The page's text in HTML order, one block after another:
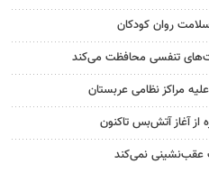
روان کودکان
تنفسی محافظت می‌کند
مراکز نظامی عربستان
عقب‌نشینی نمی‌کند